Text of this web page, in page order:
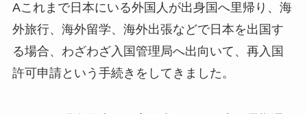
Aこれまで日本にいる外国人が出身国へ里帰り、海
外旅行、海外留学、海外出張などで日本を出国す
る場合、わざわざ入国管理局へ出向いて、再入国
許可申請という手続きをしてきました。